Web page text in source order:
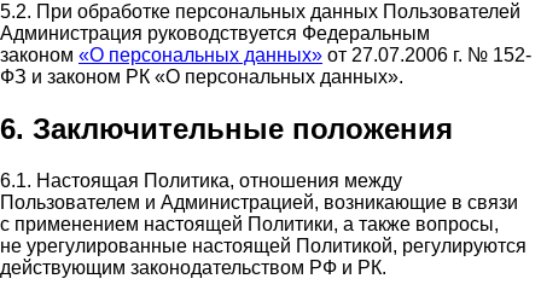
5.2. При обработке персональных данных Пользователей
Администрация руководствуется Федеральным
законом «О персональных данных» от 27.07.2006 г. № 152-
ФЗ и законом РК «О персональных данных».
6. Заключительные положения
6.1. Настоящая Политика, отношения между
Пользователем и Администрацией, возникающие в связи
с применением настоящей Политики, а также вопросы,
не урегулированные настоящей Политикой, регулируются
действующим законодательством РФ и РК.